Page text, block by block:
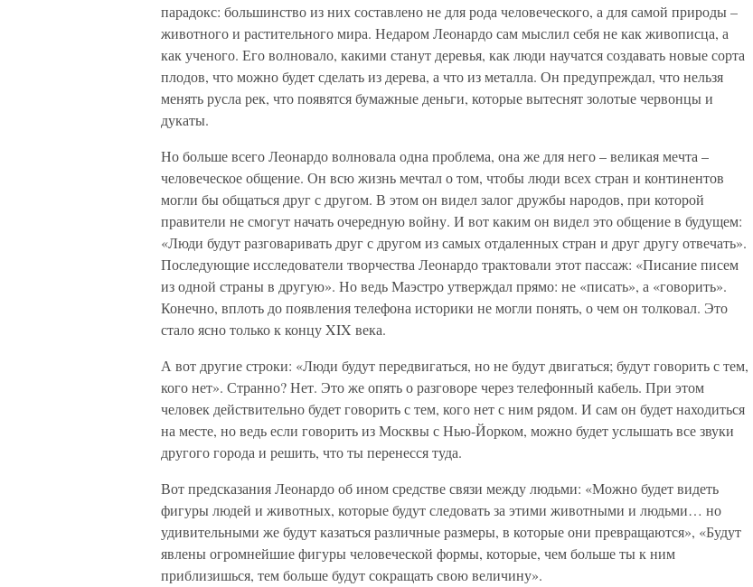
парадокс: большинство из них составлено не для рода человеческого, а для самой природы –
животного и растительного мира. Недаром Леонардо сам мыслил себя не как живописца, а
как ученого. Его волновало, какими станут деревья, как люди научатся создавать новые сорта
плодов, что можно будет сделать из дерева, а что из металла. Он предупреждал, что нельзя
менять русла рек, что появятся бумажные деньги, которые вытеснят золотые червонцы и
дукаты.
Но больше всего Леонардо волновала одна проблема, она же для него – великая мечта –
человеческое общение. Он всю жизнь мечтал о том, чтобы люди всех стран и континентов
могли бы общаться друг с другом. В этом он видел залог дружбы народов, при которой
правители не смогут начать очередную войну. И вот каким он видел это общение в будущем:
«Люди будут разговаривать друг с другом из самых отдаленных стран и друг другу отвечать».
Последующие исследователи творчества Леонардо трактовали этот пассаж: «Писание писем
из одной страны в другую». Но ведь Маэстро утверждал прямо: не «писать», а «говорить».
Конечно, вплоть до появления телефона историки не могли понять, о чем он толковал. Это
стало ясно только к концу XIX века.
А вот другие строки: «Люди будут передвигаться, но не будут двигаться; будут говорить с тем,
кого нет». Странно? Нет. Это же опять о разговоре через телефонный кабель. При этом
человек действительно будет говорить с тем, кого нет с ним рядом. И сам он будет находиться
на месте, но ведь если говорить из Москвы с Нью-Йорком, можно будет услышать все звуки
другого города и решить, что ты перенесся туда.
Вот предсказания Леонардо об ином средстве связи между людьми: «Можно будет видеть
фигуры людей и животных, которые будут следовать за этими животными и людьми… но
удивительными же будут казаться различные размеры, в которые они превращаются», «Будут
явлены огромнейшие фигуры человеческой формы, которые, чем больше ты к ним
приблизишься, тем больше будут сокращать свою величину».